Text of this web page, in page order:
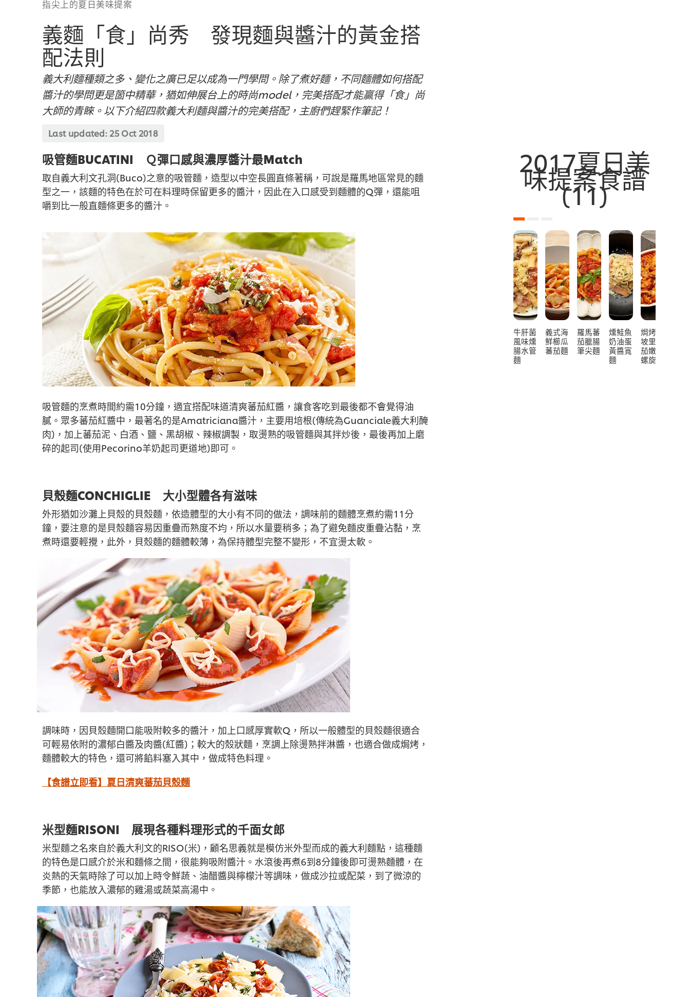
指尖上的夏日美味提案
義麵「食」尚秀 發現麵與醬汁的黃金搭
配法則
義大利麵種類之多、變化之廣已足以成為一門學問。除了煮好麵，不同麵體如何搭配
醬汁的學問更是箇中精華，猶如伸展台上的時尚model，完美搭配才能贏得「食」尚
大師的青睞。以下介紹四款義大利麵與醬汁的完美搭配，主廚們趕緊作筆記！
Last updated: 25 Oct 2018
吸管麵BUCATINI Ｑ彈口感與濃厚醬汁最Match
取自義大利文孔洞(Buco)之意的吸管麵，造型以中空長圓直條著稱，可說是羅馬地區常見的麵
型之一，該麵的特色在於可在料理時保留更多的醬汁，因此在入口感受到麵體的Q彈，還能咀
嚼到比一般直麵條更多的醬汁。
吸管麵的烹煮時間約需10分鐘，適宜搭配味道清爽蕃茄紅醬，讓食客吃到最後都不會覺得油
膩。眾多蕃茄紅醬中，最著名的是Amatriciana醬汁，主要用培根(傳統為Guanciale義大利醃
肉)，加上蕃茄泥、白酒、鹽、黑胡椒、辣椒調製，取燙熟的吸管麵與其拌炒後，最後再加上磨
碎的起司(使用Pecorino羊奶起司更道地)即可。
貝殼麵CONCHIGLIE 大小型體各有滋味
外形猶如沙灘上貝殼的貝殼麵，依造體型的大小有不同的做法，調味前的麵體烹煮約需11分
鐘，要注意的是貝殼麵容易因重疊而熟度不均，所以水量要稍多；為了避免麵皮重疊沾黏，烹
煮時還要輕攪，此外，貝殼麵的麵體較薄，為保持體型完整不變形，不宜燙太軟。
調味時，因貝殼麵開口能吸附較多的醬汁，加上口感厚實軟Q，所以一般體型的貝殼麵很適合
可輕易依附的濃郁白醬及肉醬(紅醬)；較大的殼狀麵，烹調上除燙熟拌淋醬，也適合做成焗烤，
麵體較大的特色，還可將餡料塞入其中，做成特色料理。
【食譜立即看】夏日清爽蕃茄貝殼麵
米型麵RISONI 展現各種料理形式的千面女郎
米型麵之名來自於義大利文的RISO(米)，顧名思義就是模仿米外型而成的義大利麵點，這種麵
的特色是口感介於米和麵條之間，很能夠吸附醬汁。水滾後再煮6到8分鐘後即可燙熟麵體，在
炎熱的天氣時除了可以加上時令鮮蔬、油醋醬與檸檬汁等調味，做成沙拉或配菜，到了微涼的
季節，也能放入濃郁的雞湯或蔬菜高湯中。
2017夏日美
味提案食譜
(11)
牛肝菌
風味燻
腸水管
麵
義式海
鮮櫛瓜
蕃茄麵
羅馬蕃
茄臘腸
筆尖麵
燻鮭魚
奶油蛋
黃醬寬
麵
焗烤拿
坡里蕃
茄嫩雞
螺旋麵